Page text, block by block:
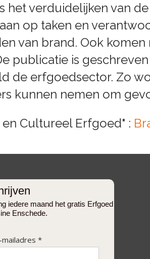
het verduidelijken van
op taken en
van brand. Ook
publicatie is
de erfgoedsector. Zo
kunnen nemen om
Cultureel Erfgoed" :
iedere maand het gratis Erfgoed
Enschede.
mailadres *